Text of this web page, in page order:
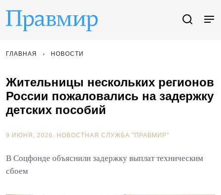
ГЛАВНАЯ НОВОСТИ
Жительницы нескольких регионов
России пожаловались на задержку
детских пособий
9 ИЮНЯ, 2026. НОВОСТНАЯ СЛУЖБА "ПРАВМИР"
В Соцфонде объяснили задержку выплат техническим
сбоем